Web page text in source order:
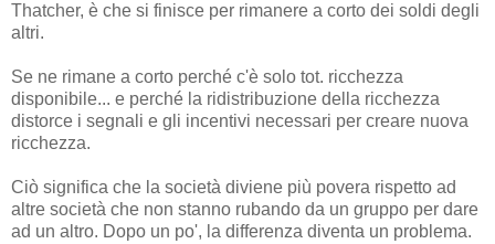
Thatcher, è che si finisce per rimanere a corto dei soldi degli
altri.
Se ne rimane a corto perché c'è solo tot. ricchezza
disponibile... e perché la ridistribuzione della ricchezza
distorce i segnali e gli incentivi necessari per creare nuova
ricchezza.
Ciò significa che la società diviene più povera rispetto ad
altre società che non stanno rubando da un gruppo per dare
ad un altro. Dopo un po', la differenza diventa un problema.